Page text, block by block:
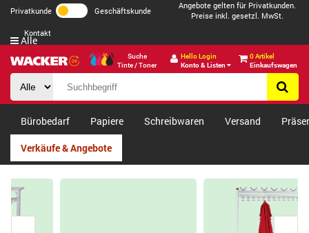
Privatkunde Geschäftskunde
Angebote gelten für Privatkunden.
Preise inkl. gesetzl. MwSt.
Kontakt
Suche
Tinte / Toner
Hello Login
Konto & Listen
0 Artikel
Einkaufswagen
Alle
Bürobedarf Papiere Schreibwaren Versand
Verkäufe & Angebote